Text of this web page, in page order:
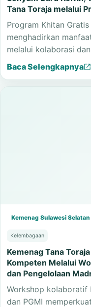
Tana Toraja melalui
Program Khitan Gratis
menghadirkan
melalui kolaborasi
Baca Selengkapnya
Kemenag Sulawesi Selatan
Kelembagaan
Kemenag Tana
Kompeten Melalui
dan Pengelolaan
Workshop kolaboratif
dan PGMI